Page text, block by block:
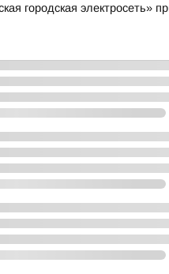
городская электросеть»